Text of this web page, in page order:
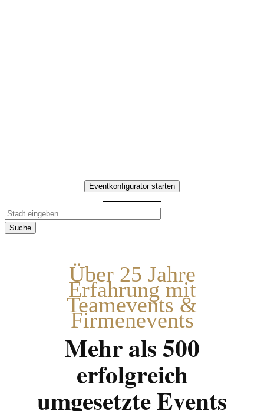
Eventkonfigurator starten
Suche
Über 25 Jahre
Erfahrung mit
Teamevents &
Firmenevents
Mehr als 500
erfolgreich
umgesetzte Events